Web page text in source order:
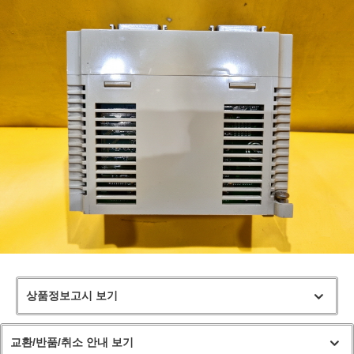
상품정보고시 보기
교환/반품/취소 안내 보기